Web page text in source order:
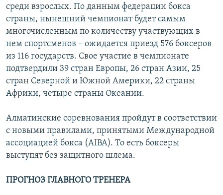
среди взрослых. По данным федерации бокса
страны, нынешний чемпионат будет самым
многочисленным по количеству участвующих в
нем спортсменов – ожидается приезд 576 боксеров
из 116 государств. Свое участие в чемпионате
подтвердили 39 стран Европы, 26 стран Азии, 25
стран Северной и Южной Америки, 22 страны
Африки, четыре страны Океании.
Алматинские соревнования пройдут в соответствии
с новыми правилами, принятыми Международной
ассоциацией бокса (АIBA). То есть боксеры
выступят без защитного шлема.
ПРОГНОЗ ГЛАВНОГО ТРЕНЕРА